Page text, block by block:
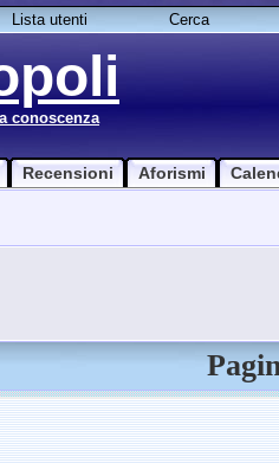
Lista utenti Cerca
conoscenza
Recensioni Aforismi